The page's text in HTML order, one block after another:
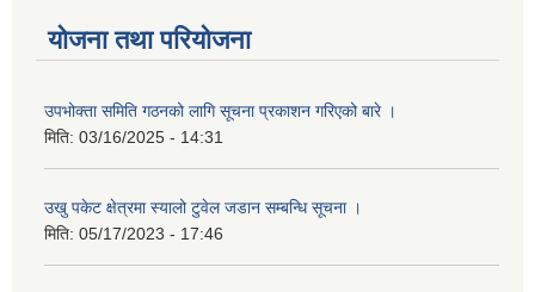
योजना तथा परियोजना
उपभोक्ता समिति गठनको लागि सूचना प्रकाशन गरिएको बारे ।
मिति: 03/16/2025 - 14:31
उखु पकेट क्षेत्रमा स्यालो टुवेल जडान सम्बन्धि सूचना ।
मिति: 05/17/2023 - 17:46